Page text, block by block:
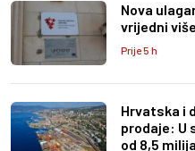
Nova
vrijedni
Prije 5 h
Hrvatska i
prodaje: U
od 8,5